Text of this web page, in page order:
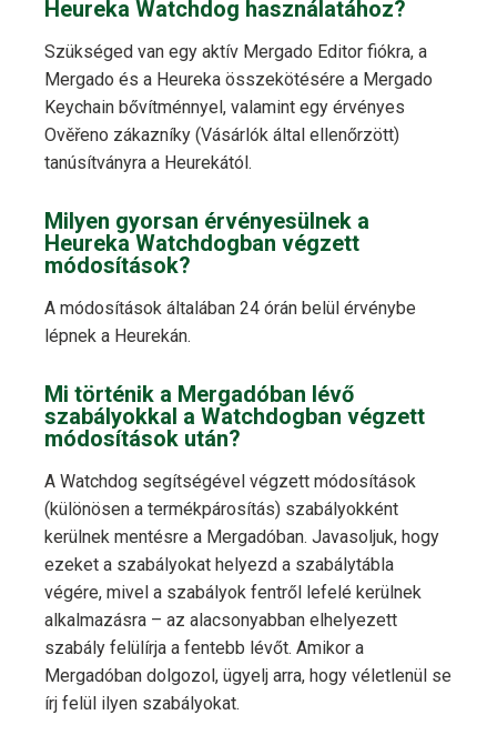
Heureka Watchdog használatához?
Szükséged van egy aktív Mergado Editor fiókra, a
Mergado és a Heureka összekötésére a Mergado
Keychain bővítménnyel, valamint egy érvényes
Ověřeno zákazníky (Vásárlók által ellenőrzött)
tanúsítványra a Heurekától.
Milyen gyorsan érvényesülnek a
Heureka Watchdogban végzett
módosítások?
A módosítások általában 24 órán belül érvénybe
lépnek a Heurekán.
Mi történik a Mergadóban lévő
szabályokkal a Watchdogban végzett
módosítások után?
A Watchdog segítségével végzett módosítások
(különösen a termékpárosítás) szabályokként
kerülnek mentésre a Mergadóban. Javasoljuk, hogy
ezeket a szabályokat helyezd a szabálytábla
végére, mivel a szabályok fentről lefelé kerülnek
alkalmazásra – az alacsonyabban elhelyezett
szabály felülírja a fentebb lévőt. Amikor a
Mergadóban dolgozol, ügyelj arra, hogy véletlenül se
írj felül ilyen szabályokat.